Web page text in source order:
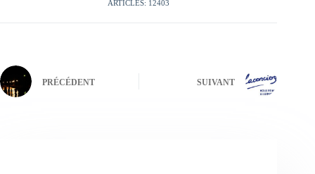
ARTICLES: 12403
PRÉCÉDENT SUIVANT